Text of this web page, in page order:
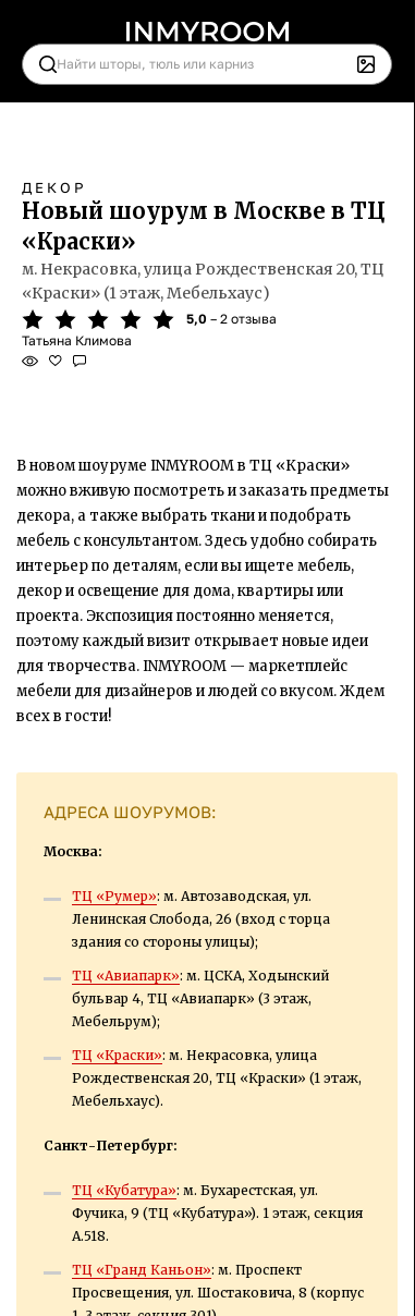
ДЕКОР
Новый шоурум в Москве в ТЦ
«Краски»
м. Некрасовка, улица Рождественская 20, ТЦ
«Краски» (1 этаж, Мебельхаус)
5,0 – 2 отзыва
Татьяна Климова
В новом шоуруме INMYROOM в ТЦ «Краски»
можно вживую посмотреть и заказать предметы
декора, а также выбрать ткани и подобрать
мебель с консультантом. Здесь удобно собирать
интерьер по деталям, если вы ищете мебель,
декор и освещение для дома, квартиры или
проекта. Экспозиция постоянно меняется,
поэтому каждый визит открывает новые идеи
для творчества. INMYROOM — маркетплейс
мебели для дизайнеров и людей со вкусом. Ждем
всех в гости!
АДРЕСА ШОУРУМОВ:
Москва:
ТЦ «Румер»: м. Автозаводская, ул.
Ленинская Слобода, 26 (вход с торца
здания со стороны улицы);
ТЦ «Авиапарк»: м. ЦСКА, Ходынский
бульвар 4, ТЦ «Авиапарк» (3 этаж,
Мебельрум);
ТЦ «Краски»: м. Некрасовка, улица
Рождественская 20, ТЦ «Краски» (1 этаж,
Мебельхаус).
Санкт-Петербург:
ТЦ «Кубатура»: м. Бухарестская, ул.
Фучика, 9 (ТЦ «Кубатура»). 1 этаж, секция
А.518.
ТЦ «Гранд Каньон»: м. Проспект
Просвещения, ул. Шостаковича, 8 (корпус